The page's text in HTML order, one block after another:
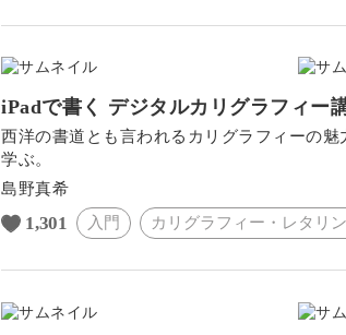
iPadで書く デジタルカリグラフィー
西洋の書道とも言われるカリグラフィーの
学ぶ。
島野真希
1,301 入門 カリグラフィー・レタリ